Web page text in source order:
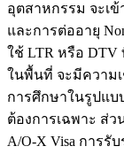
อุตสาหกรรม จะเข้า
และการต่ออายุ
ใช้ LTR หรือ
ในพื้นที่ จะมีความ
การศึกษาในรูปแบ
ต้องการเฉพาะ ส่
A/O-X Visa การรั